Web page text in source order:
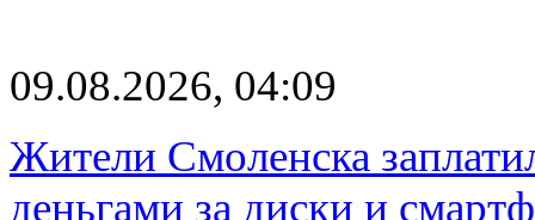
09.08.2026, 04:09
Жители Смоленска
деньгами за диски и